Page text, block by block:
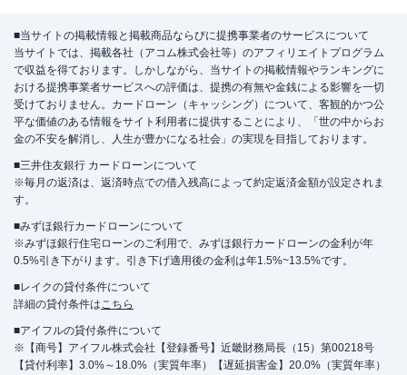
■当サイトの掲載情報と掲載商品ならびに提携事業者のサービスについて
当サイトでは、掲載各社（アコム株式会社等）のアフィリエイトプログラム
で収益を得ております。しかしながら、当サイトの掲載情報やランキングに
おける提携事業者サービスへの評価は、提携の有無や金銭による影響を一切
受けておりません。カードローン（キャッシング）について、客観的かつ公
平な価値のある情報をサイト利用者に提供することにより、「世の中からお
金の不安を解消し、人生が豊かになる社会」の実現を目指しております。
■三井住友銀行 カードローンについて
※毎月の返済は、返済時点での借入残高によって約定返済金額が設定されま
す。
■みずほ銀行カードローンについて
※みずほ銀行住宅ローンのご利用で、みずほ銀行カードローンの金利が年
0.5%引き下がります。引き下げ適用後の金利は年1.5%~13.5%です。
■レイクの貸付条件について
詳細の貸付条件はこちら
■アイフルの貸付条件について
※【商号】アイフル株式会社【登録番号】近畿財務局長（15）第00218号
【貸付利率】3.0%～18.0%（実質年率）【遅延損害金】20.0%（実質年率）